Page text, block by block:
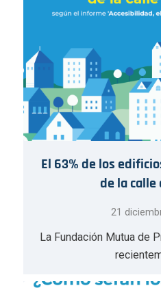
El 63% de los
de la
21
La Fundación Mutua de